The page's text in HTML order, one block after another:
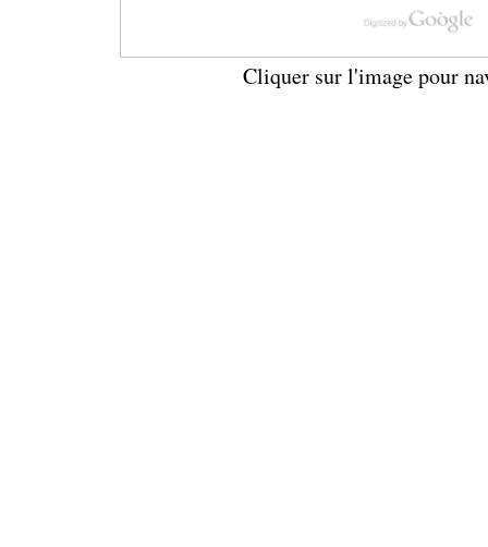
Cliquer sur l'image pour